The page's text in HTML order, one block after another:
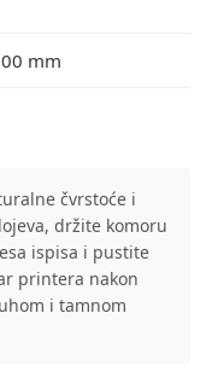
mm
čvrstoće i
držite komoru
ispisa i pustite
printera nakon
i tamnom